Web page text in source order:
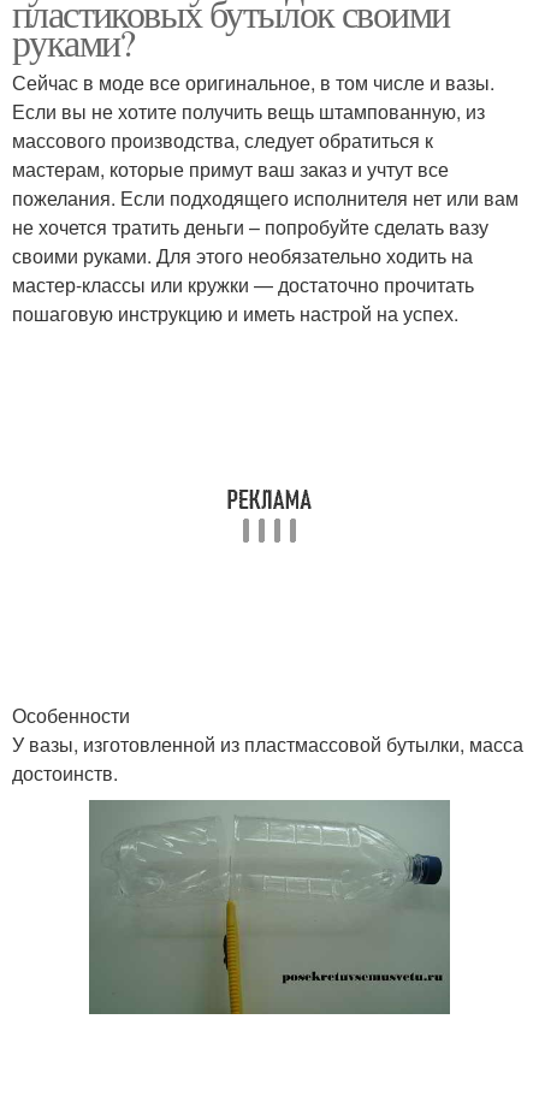
Оригинальная ваза Ажурная ваза
Напольная ваза Ваза из бутылки
пластиковых бутылок своими
руками?
Сейчас в моде все оригинальное, в том числе и вазы.
Если вы не хотите получить вещь штампованную, из
массового производства, следует обратиться к
мастерам, которые примут ваш заказ и учтут все
пожелания. Если подходящего исполнителя нет или вам
не хочется тратить деньги – попробуйте сделать вазу
своими руками. Для этого необязательно ходить на
мастер-классы или кружки — достаточно прочитать
пошаговую инструкцию и иметь настрой на успех.
Особенности
У вазы, изготовленной из пластмассовой бутылки, масса
достоинств.